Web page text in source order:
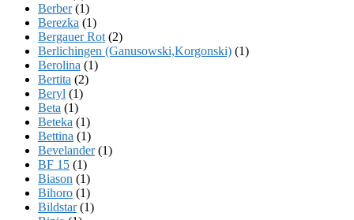
Berber(1)
Berezka (1)
Bergauer Rot (2)
Berlichingen (Ganusowski,Korgonski) (1)
Berolina (1)
Bertita (2)
Beryl (1)
Beta (1)
Beteka (1)
Bettina (1)
Bevelander(1)
BF 15 (1)
Biason (1)
Bihoro (1)
Bildstar(1)